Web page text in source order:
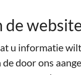
de
u informatie
door ons